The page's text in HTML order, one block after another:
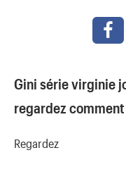
Gini série virginie
regardez
Regardez